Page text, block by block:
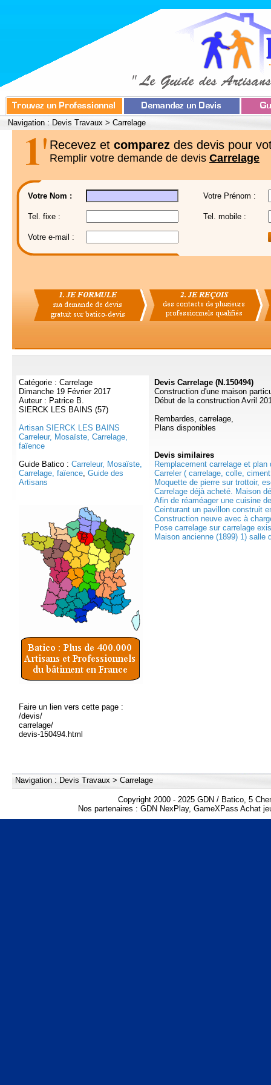
Navigation : Devis Travaux > Carrelage
Recevez et comparez des devis pour
Remplir votre demande de devis Carrelage
Votre Nom : Votre Prénom :
Tel. fixe : Tel. mobile :
Votre e-mail :
Catégorie : Carrelage
Dimanche 19 Février 2017
Auteur : Patrice B.
SIERCK LES BAINS (57)
Artisan SIERCK LES BAINS
Carreleur, Mosaïste, Carrelage,
faïence
Guide Batico : Carreleur, Mosaïste,
Carrelage, faïence, Guide des
Artisans
Faire un lien vers cette page :
/devis/
carrelage/
devis-150494.html
Devis Carrelage (N.150494)
Construction d'une maison
Début de la construction Avril
Rembardes, carrelage,
Plans disponibles
Devis similaires
Remplacement carrelage et plan
Carreler ( carrelage, colle,
Moquette de pierre sur trottoir,
Carrelage déjà acheté. Maison
Afin de réaméager une cuisine
Ceinturant un pavillon construit
Construction neuve avec à
Pose carrelage sur carrelage
Maison ancienne (1899) 1) salle
Navigation : Devis Travaux > Carrelage
Copyright 2000 - 2025 GDN / Batico, 5
Nos partenaires : GDN NexPlay, GameXPass Achat